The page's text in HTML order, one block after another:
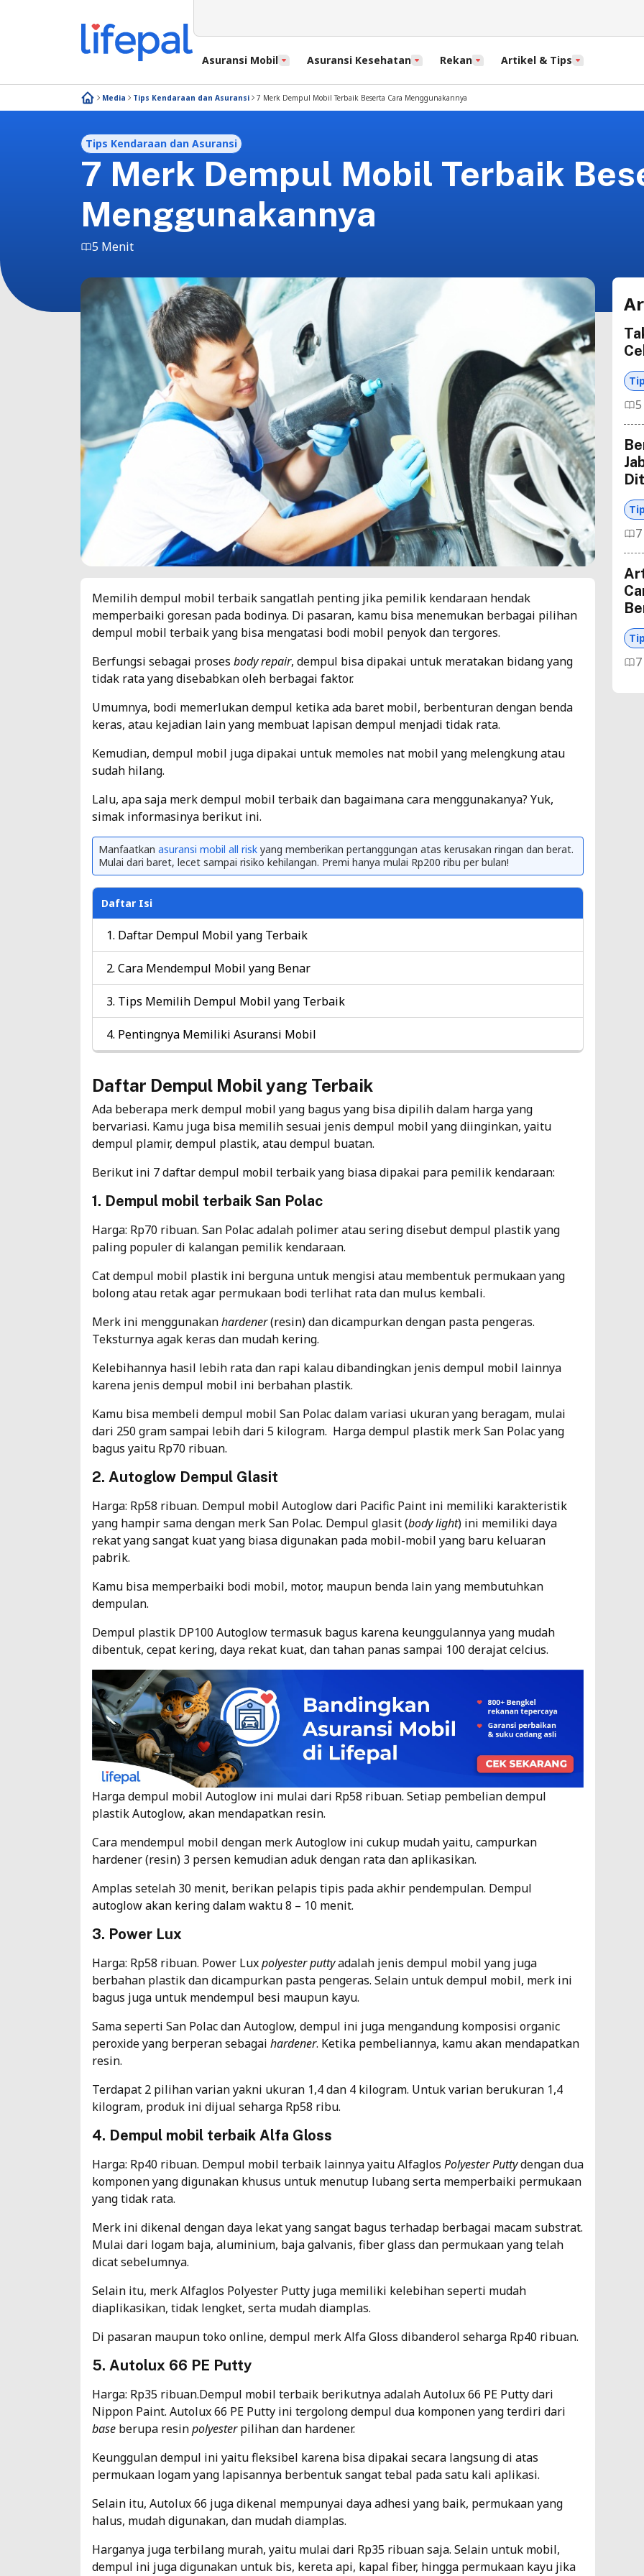
Asuransi Mobil Asuransi Kesehatan Rekan Artikel & Tips
Media Tips Kendaraan dan Asuransi 7 Merk Dempul Mobil Terbaik Beserta Cara Menggunakannya
Tips Kendaraan dan Asuransi
7 Merk Dempul Mobil Terbaik
Menggunakannya
5 Menit
Memilih dempul mobil terbaik sangatlah penting jika pemilik kendaraan hendak
memperbaiki goresan pada bodinya. Di pasaran, kamu bisa menemukan berbagai pilihan
dempul mobil terbaik yang bisa mengatasi bodi mobil penyok dan tergores.
Berfungsi sebagai proses body repair, dempul bisa dipakai untuk meratakan bidang yang
tidak rata yang disebabkan oleh berbagai faktor.
Umumnya, bodi memerlukan dempul ketika ada baret mobil, berbenturan dengan benda
keras, atau kejadian lain yang membuat lapisan dempul menjadi tidak rata.
Kemudian, dempul mobil juga dipakai untuk memoles nat mobil yang melengkung atau
sudah hilang.
Lalu, apa saja merk dempul mobil terbaik dan bagaimana cara menggunakanya? Yuk,
simak informasinya berikut ini.
Manfaatkan asuransi mobil all risk yang memberikan pertanggungan atas kerusakan ringan dan berat.
Mulai dari baret, lecet sampai risiko kehilangan. Premi hanya mulai Rp200 ribu per bulan!
Daftar Isi
Daftar Dempul Mobil yang Terbaik
Cara Mendempul Mobil yang Benar
Tips Memilih Dempul Mobil yang Terbaik
Pentingnya Memiliki Asuransi Mobil
Daftar Dempul Mobil yang Terbaik
Ada beberapa merk dempul mobil yang bagus yang bisa dipilih dalam harga yang
bervariasi. Kamu juga bisa memilih sesuai jenis dempul mobil yang diinginkan, yaitu
dempul plamir, dempul plastik, atau dempul buatan.
Berikut ini 7 daftar dempul mobil terbaik yang biasa dipakai para pemilik kendaraan:
1. Dempul mobil terbaik San Polac
Harga: Rp70 ribuan. San Polac adalah polimer atau sering disebut dempul plastik yang
paling populer di kalangan pemilik kendaraan.
Cat dempul mobil plastik ini berguna untuk mengisi atau membentuk permukaan yang
bolong atau retak agar permukaan bodi terlihat rata dan mulus kembali.
Merk ini menggunakanhardener(resin) dan dicampurkan dengan pasta pengeras.
Teksturnya agak keras dan mudah kering.
Kelebihannya hasil lebih rata dan rapi kalau dibandingkan jenis dempul mobil lainnya
karena jenis dempul mobil ini berbahan plastik.
Kamu bisa membeli dempul mobil San Polac dalam variasi ukuran yang beragam, mulai
dari 250 gram sampai lebih dari 5 kilogram. Harga dempul plastik merk San Polac yang
bagus yaitu Rp70 ribuan.
2. Autoglow Dempul Glasit
Harga: Rp58 ribuan. Dempul mobil Autoglow dari Pacific Paint ini memiliki karakteristik
yang hampir sama dengan merk San Polac. Dempul glasit (body light) ini memiliki daya
rekat yang sangat kuat yang biasa digunakan pada mobil-mobil yang baru keluaran
pabrik.
Kamu bisa memperbaiki bodi mobil, motor, maupun benda lain yang membutuhkan
dempulan.
Dempul plastik DP100 Autoglow termasuk bagus karena keunggulannya yang mudah
dibentuk, cepat kering, daya rekat kuat, dan tahan panas sampai 100 derajat celcius.
Harga dempul mobil Autoglow ini mulai dari Rp58 ribuan. Setiap pembelian dempul
plastik Autoglow, akan mendapatkan resin.
Cara mendempul mobil dengan merk Autoglow ini cukup mudah yaitu, campurkan
hardener (resin) 3 persen kemudian aduk dengan rata dan aplikasikan.
Amplas setelah 30 menit, berikan pelapis tipis pada akhir pendempulan. Dempul
autoglow akan kering dalam waktu 8 – 10 menit.
3. Power Lux
Harga: Rp58 ribuan. Power Luxpolyester puttyadalah jenis dempul mobil yang juga
berbahan plastik dan dicampurkan pasta pengeras. Selain untuk dempul mobil, merk ini
bagus juga untuk mendempul besi maupun kayu.
Sama seperti San Polac dan Autoglow, dempul ini juga mengandung komposisi organic
peroxide yang berperan sebagai hardener. Ketika pembeliannya, kamu akan mendapatkan
resin.
Terdapat 2 pilihan varian yakni ukuran 1,4 dan 4 kilogram. Untuk varian berukuran 1,4
kilogram, produk ini dijual seharga Rp58 ribu.
4. Dempul mobil terbaik Alfa Gloss
Harga: Rp40 ribuan. Dempul mobil terbaik lainnya yaitu Alfaglos Polyester Puttydengan dua
komponen yang digunakan khusus untuk menutup lubang serta memperbaiki permukaan
yang tidak rata.
Merk ini dikenal dengan daya lekat yang sangat bagus terhadap berbagai macam substrat.
Mulai dari logam baja, aluminium, baja galvanis, fiber glass dan permukaan yang telah
dicat sebelumnya.
Selain itu, merk Alfaglos Polyester Putty juga memiliki kelebihan seperti mudah
diaplikasikan, tidak lengket, serta mudah diamplas.
Di pasaran maupun toko online, dempul merk Alfa Gloss dibanderol seharga Rp40 ribuan.
5. Autolux 66 PE Putty
Harga: Rp35 ribuan.Dempul mobil terbaik berikutnya adalah Autolux 66 PE Putty dari
Nippon Paint. Autolux 66 PE Putty ini tergolong dempul dua komponen yang terdiri dari
base berupa resinpolyesterpilihan dan hardener.
Keunggulan dempul ini yaitu fleksibel karena bisa dipakai secara langsung di atas
permukaan logam yang lapisannya berbentuk sangat tebal pada satu kali aplikasi.
Selain itu, Autolux 66 juga dikenal mempunyai daya adhesi yang baik, permukaan yang
halus, mudah digunakan, dan mudah diamplas.
Harganya juga terbilang murah, yaitu mulai dari Rp35 ribuan saja. Selain untuk mobil,
dempul ini juga digunakan untuk bis, kereta api, kapal fiber, hingga permukaan kayu jika